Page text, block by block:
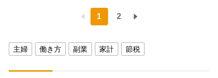
1 2
主婦 働き方 副業 家計 節税